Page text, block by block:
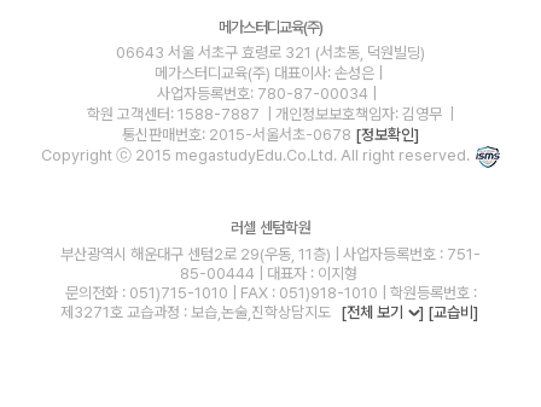
메가스터디교육(주)
06643 서울 서초구 효령로 321 (서초동, 덕원빌딩)
메가스터디교육(주) 대표이사: 손성은 |
사업자등록번호: 780-87-00034
학원 고객센터: 1588-7887
| 개인정보보호책임자: 김영무
통신판매번호: 2015-서울서초-0678 [정보확인]
Copyright ⓒ 2015 megastudyEdu.Co.Ltd. All right reserved.
러셀 센텀학원
부산광역시 해운대구 센텀2로 29(우동, 11층) | 사업자등록번호 : 751-
85-00444 | 대표자 : 이지형
문의전화 : 051)715-1010 | FAX : 051)918-1010 | 학원등록번호 :
제3271호 교습과정 : 보습,논술,진학상담지도
[전체 보기 ] [교습비]